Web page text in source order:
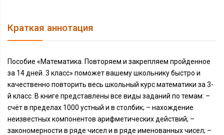
Краткая аннотация
Пособие «Математика. Повторяем и закрепляем пройденное
за 14 дней. 3 класс» поможет вашему школьнику быстро и
качественно повторить весь школьный курс математики за 3-
й класс. В книге представлены все виды заданий по темам: –
счёт в пределах 1000 устный и в столбик; – нахождение
неизвестных компонентов арифметических действий; –
закономерности в ряде чисел и в ряде именованных чисел; –